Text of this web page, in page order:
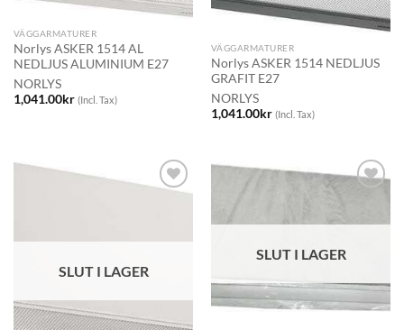
VÄGGARMATURER
Norlys ASKER 1514 AL
NEDLJUS ALUMINIUM E27
NORLYS
1,041.00kr (Incl. Tax)
VÄGGARMATURER
Norlys ASKER 1514 NEDLJUS
GRAFIT E27
NORLYS
1,041.00kr (Incl. Tax)
SLUT I LAGER
SLUT I LAGER